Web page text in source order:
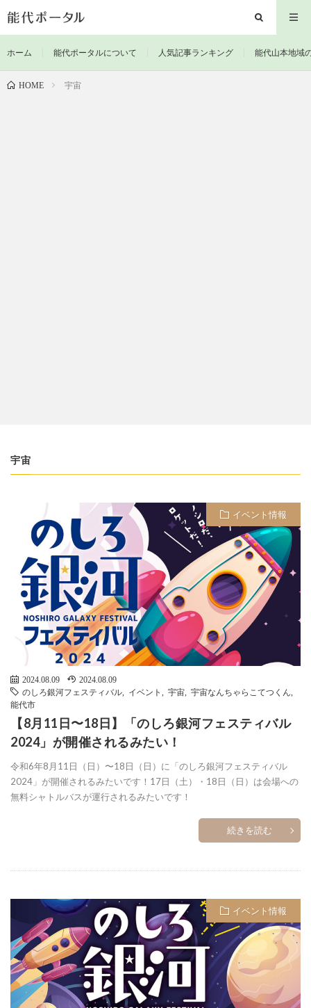
ホーム 能代ポータルについて 人気記事ランキング 能代山本地域
HOME 宇宙
宇宙
イベント情報
2024.08.09
2024.08.09
のしろ銀河フェスティバル
イベント 宇宙 宇宙なんちゃらこてつくん
能代市
【8月11日〜18日】「のしろ銀河フェスティバル
2024」が開催されるみたい！
令和6年8月11日（日）〜18日（日）に「のしろ銀河フェスティバル
2024」が開催されるみたいです！17日（土）・18日（日）は会場への
無料シャトルバスが運行されるみたいです！
続きを読む
イベント情報